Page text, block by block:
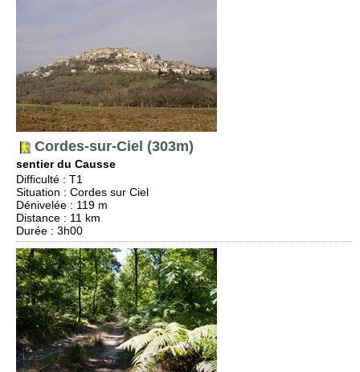
Cordes-sur-Ciel (303m)
sentier du Causse
Difficulté : T1
Situation : Cordes sur Ciel
Dénivelée : 119 m
Distance : 11 km
Durée : 3h00